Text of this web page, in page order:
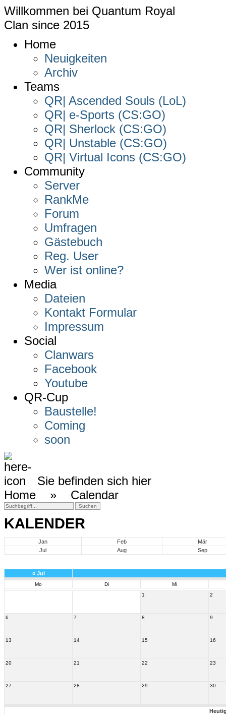
Willkommen bei Quantum Royal
Clan since 2015
Home
Neuigkeiten
Archiv
Teams
QR| Ascended Souls (LoL)
QR| e-Sports (CS:GO)
QR| Sherlock (CS:GO)
QR| Unstable (CS:GO)
QR| Virtual Icons (CS:GO)
Community
Server
RankMe
Forum
Umfragen
Gästebuch
Reg. User
Wer ist online?
Media
Dateien
Kontakt Formular
Impressum
Social
Clanwars
Facebook
Youtube
QR-Cup
Baustelle!
Coming
soon
Sie befinden sich hier
Home » Calendar
KALENDER
Jan Feb
Mär
Jul
Aug Sep
« Jul
Mo Di
Mi
1
2
6 7 8 9
13 14 15 16
20 21 22 23
27 28 29 30